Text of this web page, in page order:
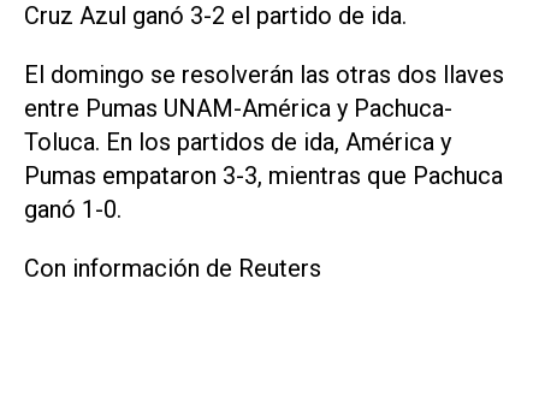
Cruz Azul ⁠ganó 3-2 el partido de ida.
El domingo se resolverán las otras dos ​llaves
entre Pumas UNAM-América y Pachuca-
Toluca. En los partidos de ida, América y
Pumas empataron 3-3, mientras que Pachuca
ganó 1-0.
Con información de Reuters